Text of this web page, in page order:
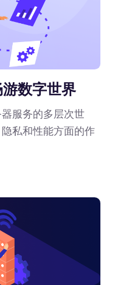
数字世界
服务的多层次世
私和性能方面的作